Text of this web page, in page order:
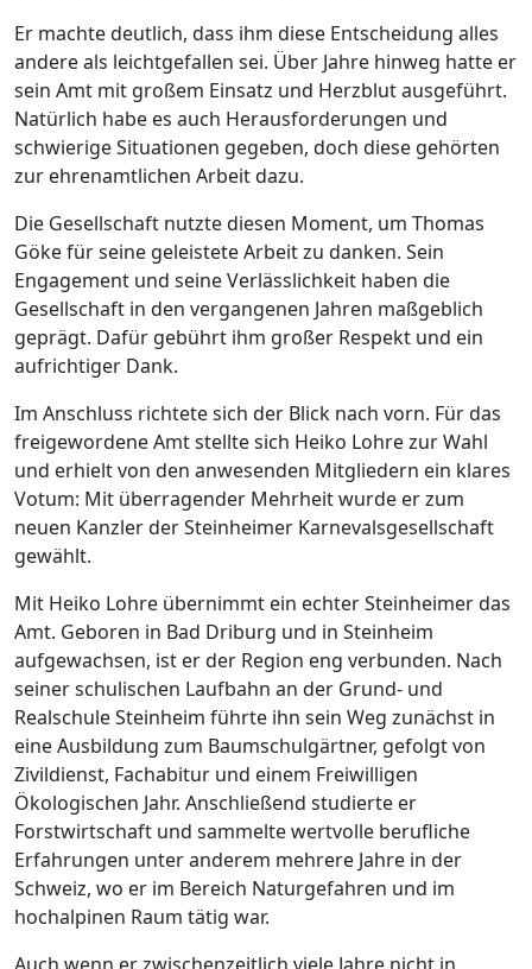
Er machte deutlich, dass ihm diese Entscheidung alles
andere als leichtgefallen sei. Über Jahre hinweg hatte er
sein Amt mit großem Einsatz und Herzblut ausgeführt.
Natürlich habe es auch Herausforderungen und
schwierige Situationen gegeben, doch diese gehörten
zur ehrenamtlichen Arbeit dazu.
Die Gesellschaft nutzte diesen Moment, um Thomas
Göke für seine geleistete Arbeit zu danken. Sein
Engagement und seine Verlässlichkeit haben die
Gesellschaft in den vergangenen Jahren maßgeblich
geprägt. Dafür gebührt ihm großer Respekt und ein
aufrichtiger Dank.
Im Anschluss richtete sich der Blick nach vorn. Für das
freigewordene Amt stellte sich Heiko Lohre zur Wahl
und erhielt von den anwesenden Mitgliedern ein klares
Votum: Mit überragender Mehrheit wurde er zum
neuen Kanzler der Steinheimer Karnevalsgesellschaft
gewählt.
Mit Heiko Lohre übernimmt ein echter Steinheimer das
Amt. Geboren in Bad Driburg und in Steinheim
aufgewachsen, ist er der Region eng verbunden. Nach
seiner schulischen Laufbahn an der Grund- und
Realschule Steinheim führte ihn sein Weg zunächst in
eine Ausbildung zum Baumschulgärtner, gefolgt von
Zivildienst, Fachabitur und einem Freiwilligen
Ökologischen Jahr. Anschließend studierte er
Forstwirtschaft und sammelte wertvolle berufliche
Erfahrungen unter anderem mehrere Jahre in der
Schweiz, wo er im Bereich Naturgefahren und im
hochalpinen Raum tätig war.